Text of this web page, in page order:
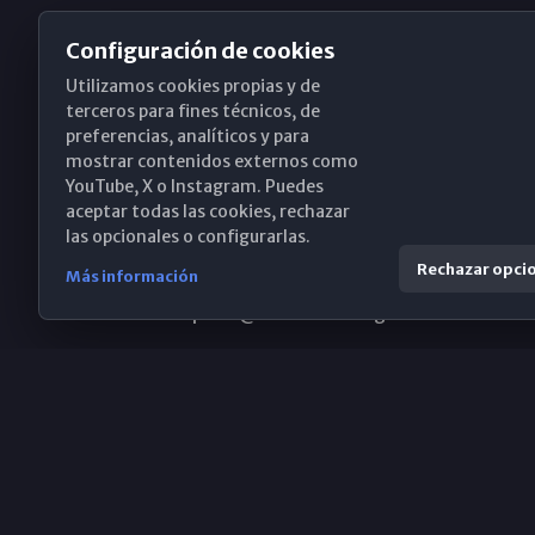
Obispado de Málaga
Santa María, 18-20. 29015 Málaga
(+34) 952 224 386
Configuración de cookies
Utilizamos cookies propias y de
terceros para fines técnicos, de
preferencias, analíticos y para
mostrar contenidos externos como
YouTube, X o Instagram. Puedes
aceptar todas las cookies, rechazar
las opcionales o configurarlas.
Más información Rechazar